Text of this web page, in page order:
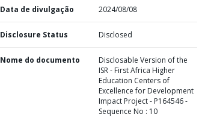
Data de divulgação 2024/08/08
Disclosure Status Disclosed
Nome do documento
Disclosable Version of the
ISR - First Africa Higher
Education Centers of
Excellence for Development
Impact Project - P164546 -
Sequence No : 10